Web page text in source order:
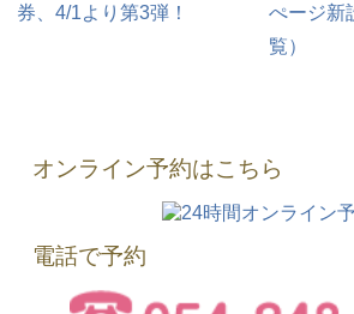
券、4/1より第3弾！
ぺージ新
覧）
オンライン予約はこちら
電話で予約